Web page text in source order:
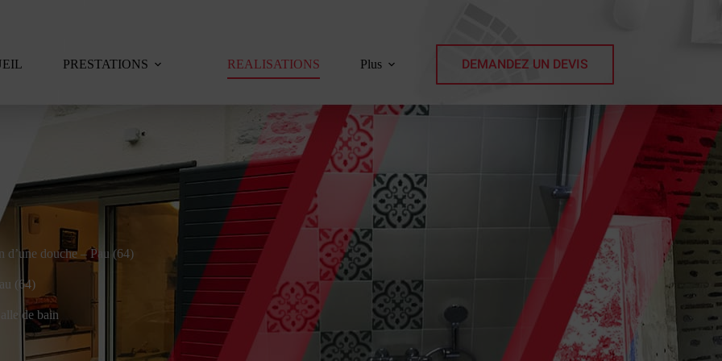
PRESTATIONS REALISATIONS Plus DEMANDEZ UN DEVIS
d’une douche – Pau (64)
(64)
de bain